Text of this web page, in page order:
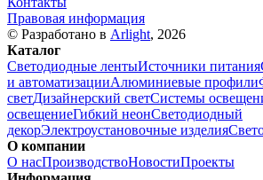
Правовая информация
© Разработано в Arlight, 2026
Каталог
Светодиодные лентыИсточники питания
и автоматизацииАлюминиевые профили
светДизайнерский светСистемы
освещениеГибкий неонСветодиодный
декорЭлектроустановочные изделия
О компании
О насПроизводствоНовостиПроекты